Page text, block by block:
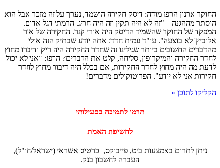
החוקר ארנון הרפז מודה: דיסק חקירה הושמד, נערך על זה מזכר אבל הוא
הוסתר מההגנה – "זה לא היה תקין וזה היה חריג. הרמתי דגל אדום.
המפקד של החוקר שהשמיד הדיסק היה אורי קנר. החקירה של אור
אלוביץ' לא בוצעה". עו"ד עמית חדד: אתה יודע שבתיק הזה אולי
מהדברים החשובים ביותר שגילינו זה שחדר החקירה היה ריק ודיברו מחוץ
לחדר החקירה והמיקרופון, סליחה, קלט את הדברים? הרפז: "אני לא יכול
לדעת מה היה מחוץ לחדר החקירות, אם בכלל היה דיבור מחוץ לחדר
חקירות אני לא יודע". הפרוטוקולים מדברים!
הקליקו לתוכן »
‏תרמו לתמיכה בפעילותי
לחשיפת האמת
ניתן לתרום באמצעות ביט, פייבוקס, כרטיס אשראי (ישראל/חו"ל),
העברה לחשבון בנק.